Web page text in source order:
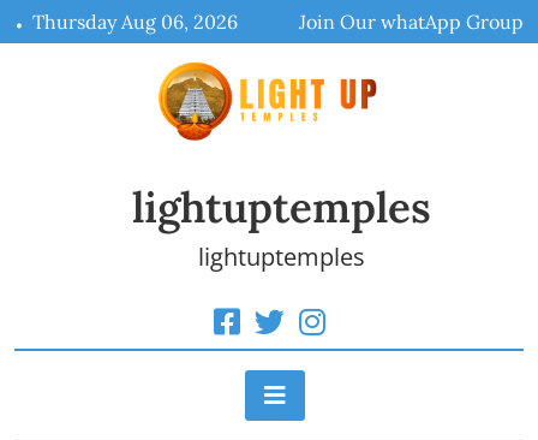
Skip
to
Thursday Aug 06, 2026 Join Our whatApp Group
lightuptemples
lightuptemples